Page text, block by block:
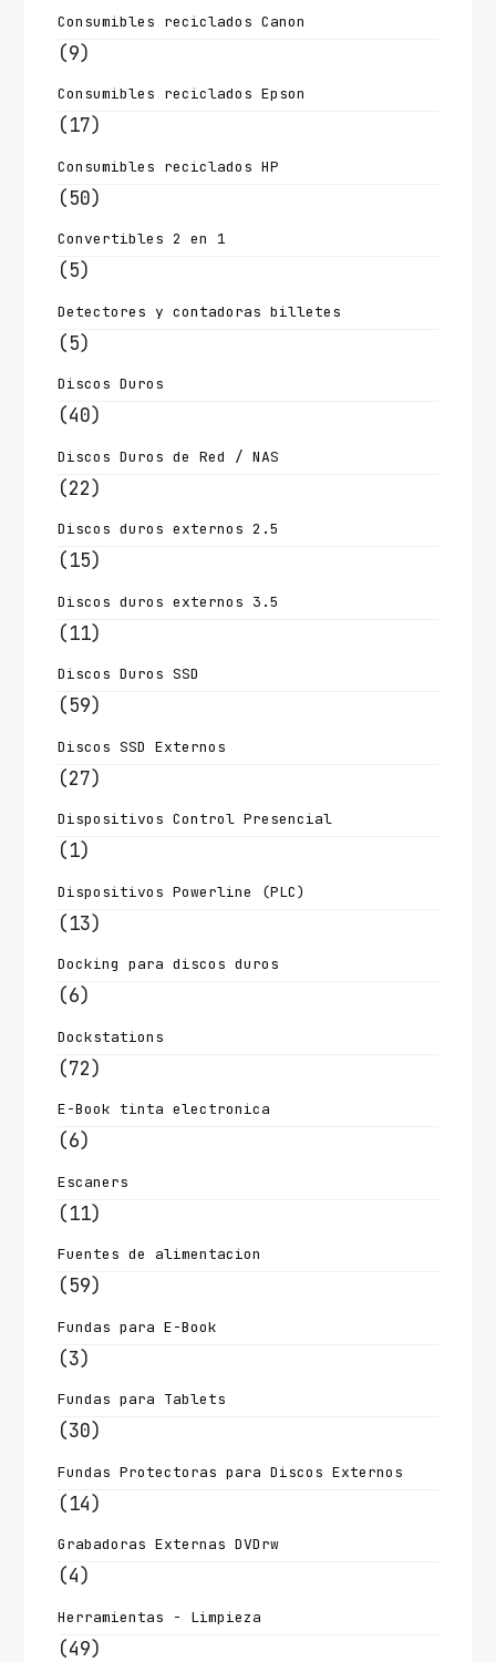
Consumibles reciclados Canon
(9)
Consumibles reciclados Epson
(17)
Consumibles reciclados HP
(50)
Convertibles 2 en 1
(5)
Detectores y contadoras billetes
(5)
Discos Duros
(40)
Discos Duros de Red / NAS
(22)
Discos duros externos 2.5
(15)
Discos duros externos 3.5
(11)
Discos Duros SSD
(59)
Discos SSD Externos
(27)
Dispositivos Control Presencial
(1)
Dispositivos Powerline (PLC)
(13)
Docking para discos duros
(6)
Dockstations
(72)
E-Book tinta electronica
(6)
Escaners
(11)
Fuentes de alimentacion
(59)
Fundas para E-Book
(3)
Fundas para Tablets
(30)
Fundas Protectoras para Discos Externos
(14)
Grabadoras Externas DVDrw
(4)
Herramientas - Limpieza
(49)